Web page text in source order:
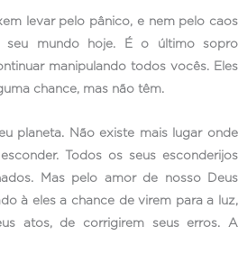
levar pelo pânico, e nem pelo caos
seu mundo hoje. É o último sopro
manipulando todos vocês. Eles
chance, mas não têm.
planeta. Não existe mais lugar onde
Todos os seus esconderijos
Mas pelo amor de nosso Deus
à eles a chance de virem para a luz,
atos, de corrigirem seus erros. A